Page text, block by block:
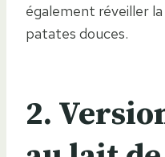
également réveiller
patates douces.
2.